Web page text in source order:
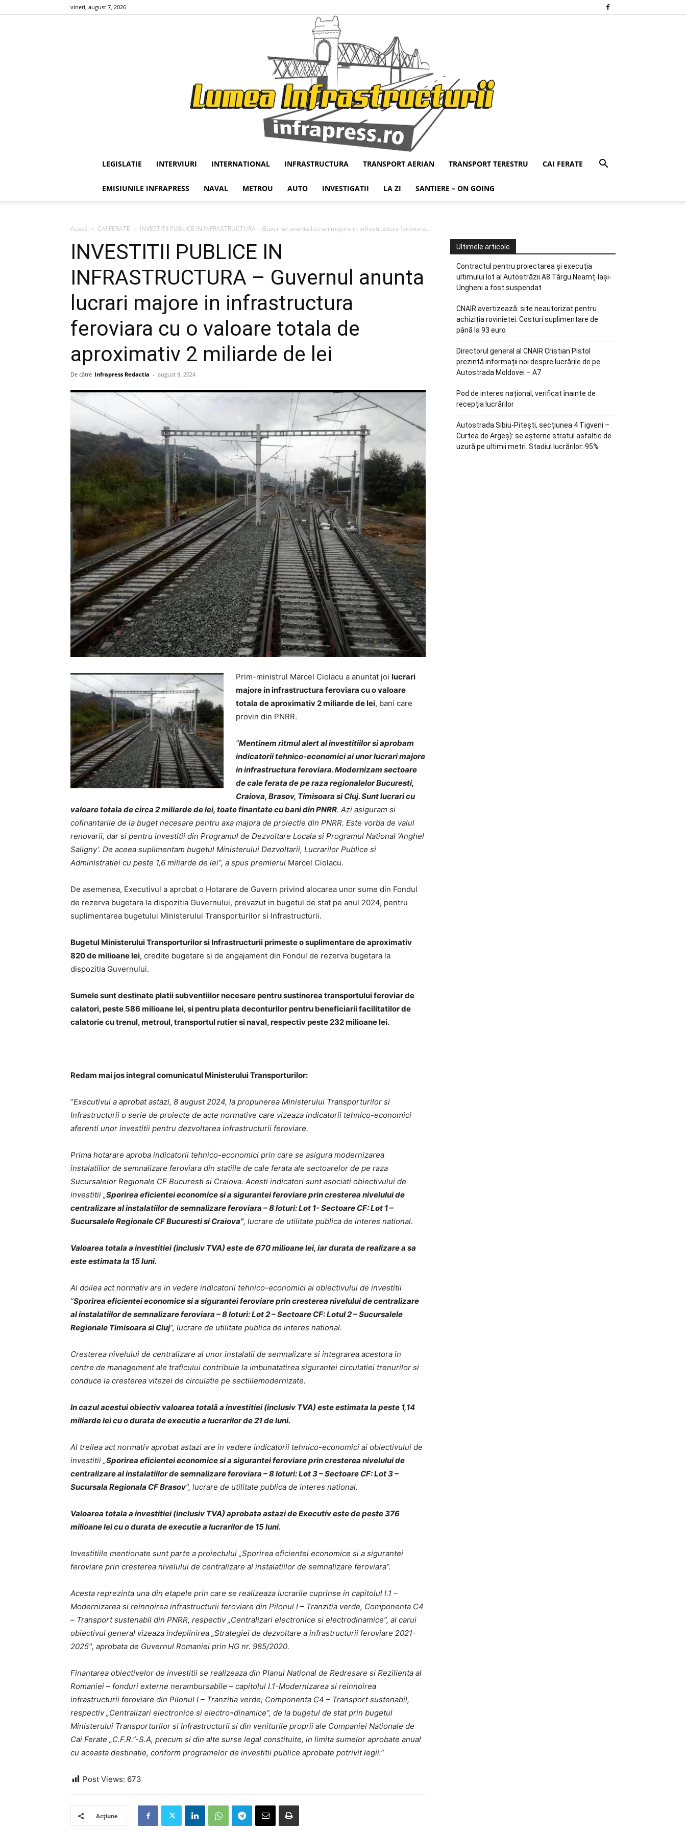
vineri, august 7, 2026
Infrapress
LEGISLATIE INTERVIURI INTERNATIONAL INFRASTRUCTURA TRANSPORT AERIAN TRANSPORT TERESTRU CAI FERATE
EMISIUNILE INFRAPRESS NAVAL METROU AUTO INVESTIGATII LA ZI SANTIERE – ON GOING
Acasă CAI FERATE INVESTITII PUBLICE IN INFRASTRUCTURA – Guvernul anunta lucrari majore in infrastructura feroviara...
INVESTITII PUBLICE IN
INFRASTRUCTURA – Guvernul anunta
lucrari majore in infrastructura
feroviara cu o valoare totala de
aproximativ 2 miliarde de lei
De către Infrapress Redactia - august 9, 2024
Prim-ministrul Marcel Ciolacu a anuntat joi lucrari
majore in infrastructura feroviara cu o valoare
totala de aproximativ 2 miliarde de lei, bani care
provin din PNRR.
”Mentinem ritmul alert al investitiilor si aprobam
indicatorii tehnico-economici ai unor lucrari majore
in infrastructura feroviara. Modernizam sectoare
de cale ferata de pe raza regionalelor Bucuresti,
Craiova, Brasov, Timisoara si Cluj. Sunt lucrari cu
valoare totala de circa 2 miliarde de lei, toate finantate cu bani din PNRR. Azi asiguram si
cofinantarile de la buget necesare pentru axa majora de proiectie din PNRR. Este vorba de valul
renovarii, dar si pentru investitii din Programul de Dezvoltare Locala si Programul National ‘Anghel
Saligny’. De aceea suplimentam bugetul Ministerului Dezvoltarii, Lucrarilor Publice si
Administratiei cu peste 1,6 miliarde de lei”, a spus premierul Marcel Ciolacu.
De asemenea, Executivul a aprobat o Hotarare de Guvern privind alocarea unor sume din Fondul
de rezerva bugetara la dispozitia Guvernului, prevazut in bugetul de stat pe anul 2024, pentru
suplimentarea bugetului Ministerului Transporturilor si Infrastructurii.
Bugetul Ministerului Transporturilor si Infrastructurii primeste o suplimentare de aproximativ
820 de milioane lei, credite bugetare si de angajament din Fondul de rezerva bugetara la
dispozitia Guvernului.
Sumele sunt destinate platii subventiilor necesare pentru sustinerea transportului feroviar de
calatori, peste 586 milioane lei, si pentru plata deconturilor pentru beneficiarii facilitatilor de
calatorie cu trenul, metroul, transportul rutier si naval, respectiv peste 232 milioane lei.
Redam mai jos integral comunicatul Ministerului Transporturilor:
”Executivul a aprobat astazi, 8 august 2024, la propunerea Ministerului Transporturilor si
Infrastructurii o serie de proiecte de acte normative care vizeaza indicatorii tehnico-economici
aferenti unor investitii pentru dezvoltarea infrastructurii feroviare.
Prima hotarare aproba indicatorii tehnico-economici prin care se asigura modernizarea
instalatiilor de semnalizare feroviara din statiile de cale ferata ale sectoarelor de pe raza
Sucursalelor Regionale CF Bucuresti si Craiova. Acesti indicatori sunt asociati obiectivului de
investitii „Sporirea eficientei economice si a sigurantei feroviare prin cresterea nivelului de
centralizare al instalatiilor de semnalizare feroviara – 8 loturi: Lot 1- Sectoare CF: Lot 1 –
Sucursalele Regionale CF Bucuresti si Craiova”, lucrare de utilitate publica de interes national.
Valoarea totala a investitiei (inclusiv TVA) este de 670 milioane lei, iar durata de realizare a sa
este estimata la 15 luni.
Al doilea act normativ are in vedere indicatorii tehnico-economici ai obiectivului de investitii
”Sporirea eficientei economice si a sigurantei feroviare prin cresterea nivelului de centralizare
al instalatiilor de semnalizare feroviara – 8 loturi: Lot 2 – Sectoare CF: Lotul 2 – Sucursalele
Regionale Timisoara si Cluj”, lucrare de utilitate publica de interes national.
Cresterea nivelului de centralizare al unor instalatii de semnalizare si integrarea acestora in
centre de management ale traficului contribuie la imbunatatirea sigurantei circulatiei trenurilor si
conduce la cresterea vitezei de circulatie pe sectiilemodernizate.
In cazul acestui obiectiv valoarea totalǎ a investitiei (inclusiv TVA) este estimata la peste 1,14
miliarde lei cu o durata de executie a lucrarilor de 21 de luni.
Al treilea act normativ aprobat astazi are in vedere indicatorii tehnico-economici ai obiectivului de
investitii „Sporirea eficientei economice si a sigurantei feroviare prin cresterea nivelului de
centralizare al instalatiilor de semnalizare feroviara – 8 loturi: Lot 3 – Sectoare CF: Lot 3 –
Sucursala Regionala CF Brasov”, lucrare de utilitate publica de interes national.
Valoarea totala a investitiei (inclusiv TVA) aprobata astazi de Executiv este de peste 376
milioane lei cu o durata de executie a lucrarilor de 15 luni.
Investitiile mentionate sunt parte a proiectului „Sporirea eficientei economice si a sigurantei
feroviare prin cresterea nivelului de centralizare al instalatiilor de semnalizare feroviara”.
Acesta reprezinta una din etapele prin care se realizeaza lucrarile cuprinse in capitolul I.1 –
Modernizarea si reinnoirea infrastructurii feroviare din Pilonul I – Tranzitia verde, Componenta C4
– Transport sustenabil din PNRR, respectiv „Centralizari electronice si electrodinamice”, al carui
obiectivul general vizeaza indeplinirea „Strategiei de dezvoltare a infrastructurii feroviare 2021-
2025″, aprobata de Guvernul Romaniei prin HG nr. 985/2020.
Finantarea obiectivelor de investitii se realizeaza din Planul National de Redresare si Rezilienta al
Romaniei – fonduri externe nerambursabile – capitolul I.1-Modernizarea si reinnoirea
infrastructurii feroviare din Pilonul I – Tranzitia verde, Componenta C4 – Transport sustenabil,
respectiv „Centralizari electronice si electro¬dinamice”, de la bugetul de stat prin bugetul
Ministerului Transporturilor si Infrastructurii si din veniturile proprii ale Companiei Nationale de
Cai Ferate „C.F.R.”-S.A, precum si din alte surse legal constituite, in limita sumelor aprobate anual
cu aceasta destinatie, conform programelor de investitii publice aprobate potrivit legii.”
Post Views: 673
Acțiune
Ultimele articole
Contractul pentru proiectarea și execuția
ultimului lot al Autostrăzii A8 Târgu Neamț-Iași-
Ungheni a fost suspendat
CNAIR avertizează: site neautorizat pentru
achiziția rovinietei. Costuri suplimentare de
până la 93 euro
Directorul general al CNAIR Cristian Pistol
prezintă informații noi despre lucrările de pe
Autostrada Moldovei – A7
Pod de interes național, verificat înainte de
recepția lucrărilor
Autostrada Sibiu-Pitești, secțiunea 4 Tigveni –
Curtea de Argeș): se așterne stratul asfaltic de
uzură pe ultimii metri. Stadiul lucrărilor: 95%